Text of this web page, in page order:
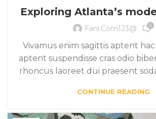
Exploring Atlanta’s
Fani.com123@ 0
Vivamus enim sagittis aptent
aptent suspendisse cras odio
rhoncus laoreet dui praesent
CONTINUE READING